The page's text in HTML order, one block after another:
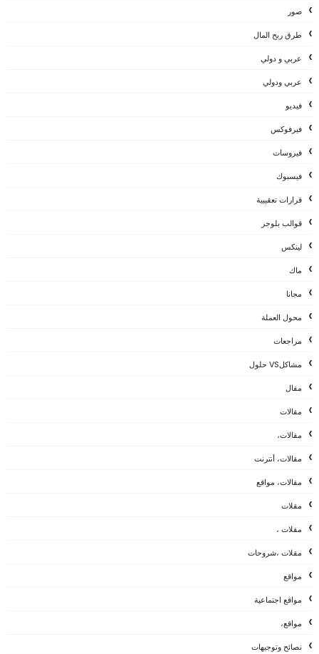
صور
طرق ربح المال
عربي و دولي
عربي ودولي
فيديو
فيرفوكس
فيروسات
فيسبوك
قرارات تعقيبية
قوالب بلوجر
لينكس
ماك
مجانا
محول العملة
مراجعات
مشاكلVS حلول
مقال
مقالات
مقالات،
مقالات، أنترنت
مقالات، مواقع
مقلات
مقلات ،
مقلات ،شروحات
مواقع
مواقع اجتماعية
مواقع،
نصائح وتوجيهات